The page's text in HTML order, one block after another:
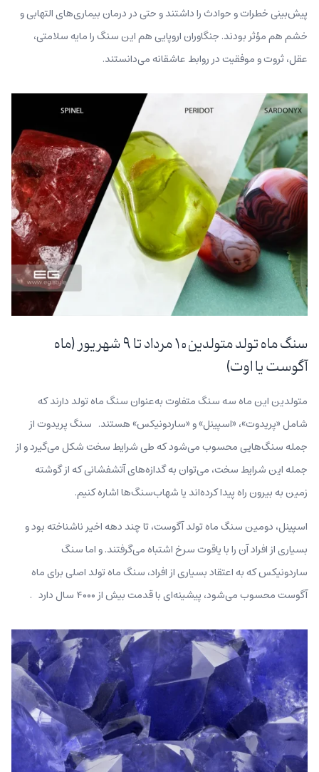
پیش‌بینی خطرات و حوادث را داشتند و حتی در درمان بیماری‌های التهابی و
خشم هم مؤثر بودند. جنگاوران اروپایی هم این سنگ را مایه سلامتی،
عقل، ثروت و موفقیت در روابط عاشقانه می‌‌دانستند.
سنگ ماه تولد متولدین ۱۰ مرداد تا ۹ شهریور (ماه
آگوست یا اوت)
متولدین این ماه سه سنگ متفاوت به‌عنوان سنگ ماه تولد دارند که
شامل «پریدوت»، «اسپینل» و «ساردونیکس» هستند. سنگ پریدوت از
جمله سنگ‌هایی محسوب می‌شود که طی شرایط سخت شکل می‌گیرد و از
جمله این شرایط سخت، می‌توان به گدازه‌های آتشفشانی که از گوشته
زمین به بیرون راه پیدا کرده‌اند یا شهاب‌سنگ‌ها اشاره کنیم.
اسپینل، دومین سنگ ماه تولد آگوست، تا چند دهه اخیر ناشناخته بود و
بسیاری از افراد آن را با یاقوت سرخ اشتباه می‌گرفتند. و اما سنگ
ساردونیکس که به اعتقاد بسیاری از افراد، سنگ ماه تولد اصلی برای ماه
آگوست محسوب می‌شود، پیشینه‌ای با قدمت بیش از ۴۰۰۰ سال دارد .